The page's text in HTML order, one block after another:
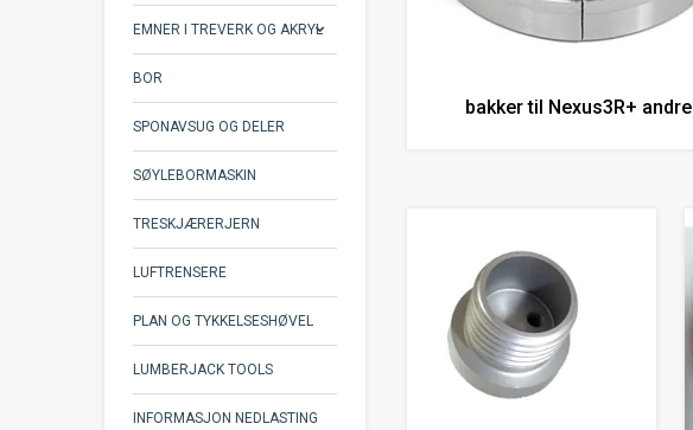
EMNER I TREVERK OG AKRYL
BOR
SPONAVSUG OG DELER
SØYLEBORMASKIN
TRESKJÆRERJERN
LUFTRENSERE
PLAN OG TYKKELSESHØVEL
LUMBERJACK TOOLS
INFORMASJON NEDLASTING
bakker til Nexus3R+ andre